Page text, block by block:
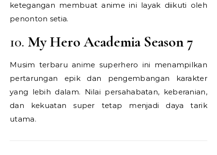
ketegangan membuat anime ini layak diikuti oleh
penonton setia.
10. My Hero Academia Season 7
Musim terbaru anime superhero ini menampilkan
pertarungan epik dan pengembangan karakter
yang lebih dalam. Nilai persahabatan, keberanian,
dan kekuatan super tetap menjadi daya tarik
utama.